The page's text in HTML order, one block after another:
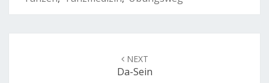
NEXT
Da-Sein